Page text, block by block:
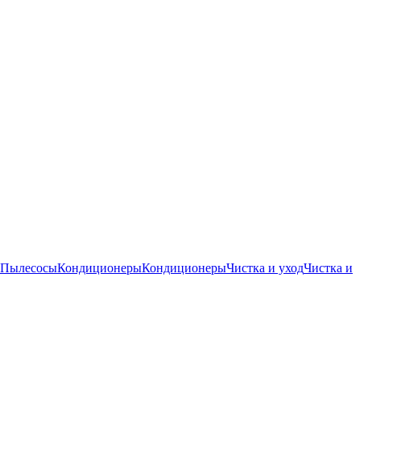
ПылесосыКондиционерыКондиционерыЧистка и уходЧистка и